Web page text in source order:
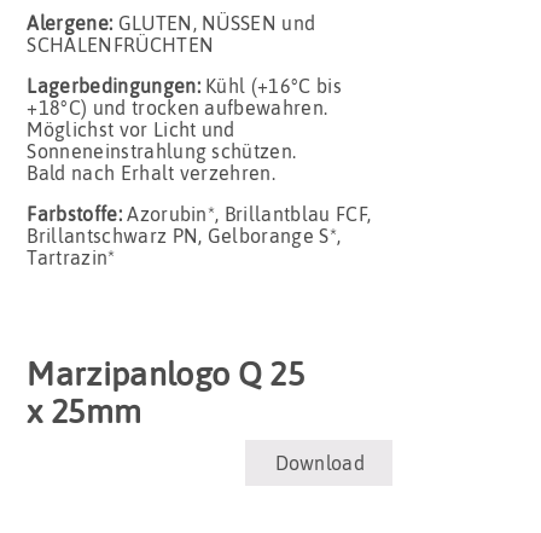
Alergene: GLUTEN, NÜSSEN und
SCHALENFRÜCHTEN
Lagerbedingungen: Kühl (+16°C bis
+18°C) und trocken aufbewahren.
Möglichst vor Licht und
Sonneneinstrahlung schützen.
Bald nach Erhalt verzehren.
Farbstoffe:Azorubin*, Brillantblau FCF,
Brillantschwarz PN, Gelborange S*,
Tartrazin*
Marzipanlogo Q 25
x 25mm
Download